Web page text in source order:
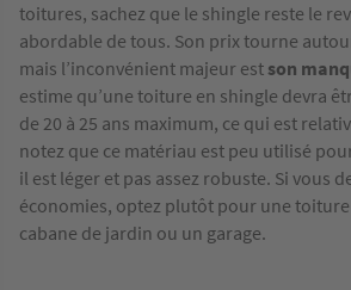
toitures, sachez que le shingle reste le
abordable de tous. Son prix tourne
mais l’inconvénient majeur est son
estime qu’une toiture en shingle devra
de 20 à 25 ans maximum, ce qui est
notez que ce matériau est peu utilisé
il est léger et pas assez robuste. Si vous
économies, optez plutôt pour une
cabane de jardin ou un garage.